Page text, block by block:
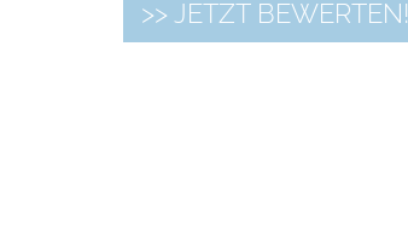
>> JETZT BEWERTEN!